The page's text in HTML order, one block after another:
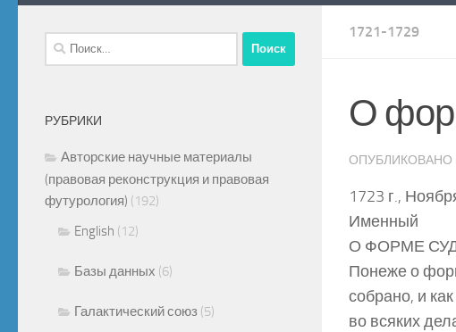
1721-1729
О
ОПУБЛИКОВАНО
1723 г.,
Именный
О ФОРМЕ
Понеже о
собрано, и
во всяких
Найти:
РУБРИКИ
Авторские научные материалы
(правовая реконструкция и правовая
футурология) (192)
English (12)
Базы данных (6)
Галактический союз (5)